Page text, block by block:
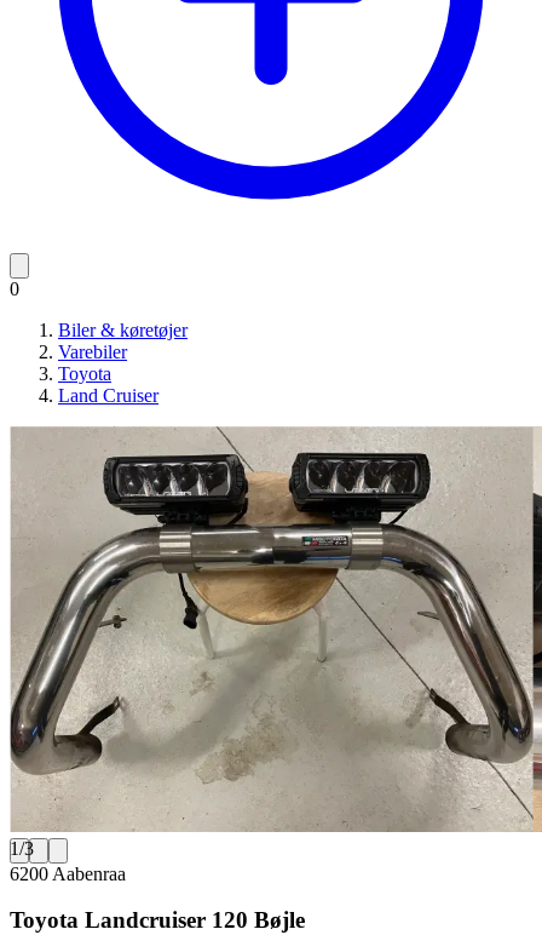
0
Biler & køretøjer
Varebiler
Toyota
Land Cruiser
1/3
6200 Aabenraa
Toyota Landcruiser 120 Bøjle